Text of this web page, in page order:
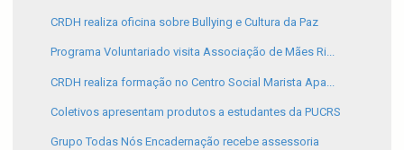
CRDH realiza oficina sobre Bullying e Cultura da Paz
Programa Voluntariado visita Associação de Mães Ri...
CRDH realiza formação no Centro Social Marista Apa...
Coletivos apresentam produtos a estudantes da PUCRS
Grupo Todas Nós Encadernação recebe assessoria